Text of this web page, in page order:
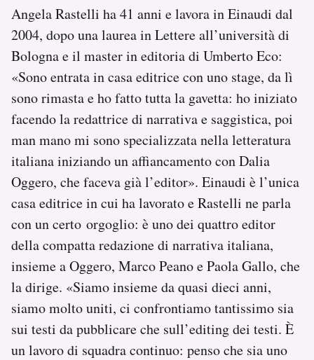
Angela Rastelli ha 41 anni e lavora in Einaudi dal
2004, dopo una laurea in Lettere all’università di
Bologna e il master in editoria di Umberto Eco:
«Sono entrata in casa editrice con uno stage, da lì
sono rimasta e ho fatto tutta la gavetta: ho iniziato
facendo la redattrice di narrativa e saggistica, poi
man mano mi sono specializzata nella letteratura
italiana iniziando un affiancamento con Dalia
Oggero, che faceva già l’editor». Einaudi è l’unica
casa editrice in cui ha lavorato e Rastelli ne parla
con un certo orgoglio: è uno dei quattro editor
della compatta redazione di narrativa italiana,
insieme a Oggero, Marco Peano e Paola Gallo, che
la dirige. «Siamo insieme da quasi dieci anni,
siamo molto uniti, ci confrontiamo tantissimo sia
sui testi da pubblicare che sull’editing dei testi. È
un lavoro di squadra continuo: penso che sia uno